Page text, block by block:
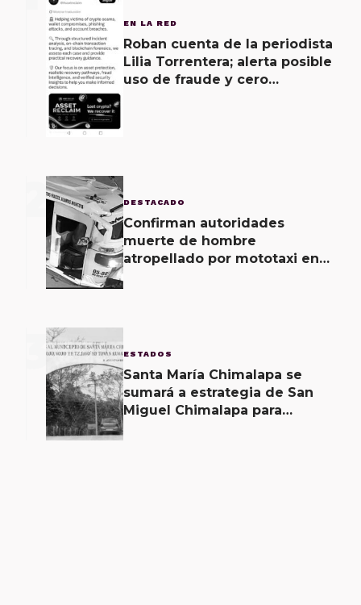
EN LA RED
Roban cuenta de la periodista
Lilia Torrentera; alerta posible
uso de fraude y cero
2 DESTACADO
Confirman autoridades
muerte de hombre
atropellado por mototaxi en
3 ESTADOS
Santa María Chimalapa se
sumará a estrategia de San
Miguel Chimalapa para